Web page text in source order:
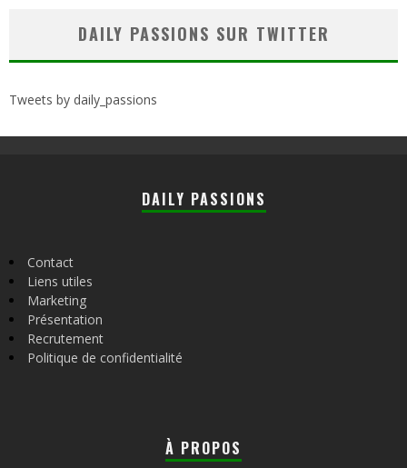
DAILY PASSIONS SUR TWITTER
Tweets by daily_passions
DAILY PASSIONS
Contact
Liens utiles
Marketing
Présentation
Recrutement
Politique de confidentialité
À PROPOS